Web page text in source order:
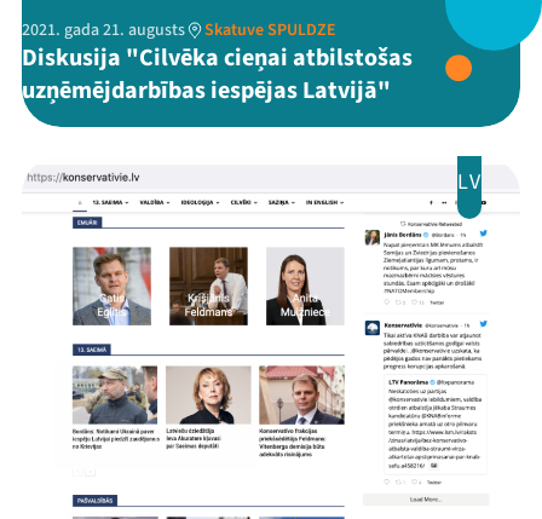
Festivāls
Programma
Viņi bija LAMPĀ 2026
Jaunumi
Ziedo
Veikals
Kontakti
2021. gada 21. augusts Skatuve SPULDZE
Diskusija "Cilvēka cieņai atbilstošas
uzņēmējdarbības iespējas Latvijā"
LV